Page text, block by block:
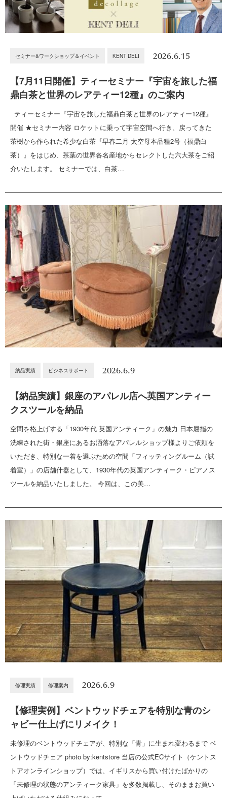
セミナー&ワークショップ＆イベント KENT DELI 2026.6.15
【7月11日開催】ティーセミナー『宇宙を旅した福
鼎白茶と世界のレアティー12種』のご案内
ティーセミナー『宇宙を旅した福鼎白茶と世界のレアティー12種』
開催 ★セミナー内容 ロケットに乗って宇宙空間へ行き、戻ってきた
茶樹から作られた希少な白茶『早春二月 太空母本品種2号（福鼎白
茶）』をはじめ、茶葉の世界各名産地からセレクトした六大茶をご紹
介いたします。 セミナーでは、白茶…
納品実績 ビジネスサポート 2026.6.9
【納品実績】銀座のアパレル店へ英国アンティー
クスツールを納品
空間を格上げする「1930年代 英国アンティーク」の魅力 日本屈指の
洗練された街・銀座にあるお洒落なアパレルショップ様よりご依頼を
いただき、特別な一着を選ぶための空間「フィッティングルーム（試
着室）」の店舗什器として、1930年代の英国アンティーク・ピアノス
ツールを納品いたしました。 今回は、この美…
修理実績 修理案内 2026.6.9
【修理実例】ベントウッドチェアを特別な青のシ
ャビー仕上げにリメイク！
未修理のベントウッドチェアが、特別な「青」に生まれ変わるまで ベ
ントウッドチェア photo by:kentstore 当店の公式ECサイト（ケントス
トアオンラインショップ）では、イギリスから買い付けたばかりの
「未修理の状態のアンティーク家具」を多数掲載し、そのままお買い